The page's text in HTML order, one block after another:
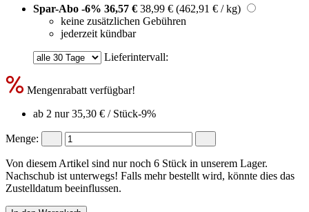
Spar-Abo -6% 36,57 € 38,99 € (462,91 € / kg)
keine zusätzlichen Gebühren
jederzeit kündbar
Lieferintervall:
Mengenrabatt verfügbar!
ab 2 nur35,30 € / Stück-9%
Menge:
Von diesem Artikel sind nur noch 6 Stück in unserem Lager.
Nachschub ist unterwegs! Falls mehr bestellt wird, könnte dies das
Zustelldatum beeinflussen.